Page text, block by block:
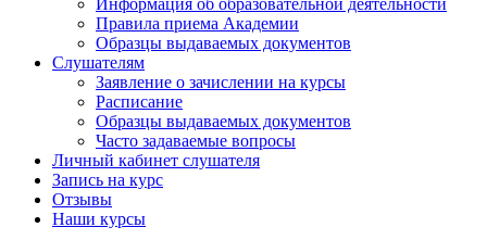
Информация об образовательной деятельности
Правила приема Академии
Образцы выдаваемых документов
Слушателям
Заявление о зачислении на курсы
Расписание
Образцы выдаваемых документов
Часто задаваемые вопросы
Личный кабинет слушателя
Запись на курс
Отзывы
Наши курсы